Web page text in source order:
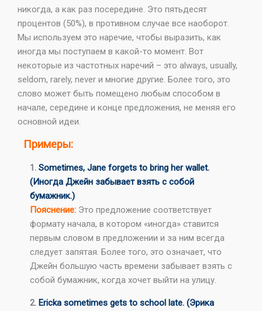
никогда, а как раз посередине. Это пятьдесят
процентов (50%), в противном случае все наоборот.
Мы используем это наречие, чтобы выразить, как
иногда мы поступаем в какой-то момент. Вот
некоторые из частотных наречий – это always, usually,
seldom, rarely, never и многие другие. Более того, это
слово может быть помещено любым способом в
начале, середине и конце предложения, не меняя его
основной идеи.
Примеры:
1. Sometimes, Jane forgets to bring her wallet.
(Иногда Джейн забывает взять с собой
бумажник.)
Пояснение:Это предложение соответствует
формату начала, в котором «иногда» ставится
первым словом в предложении и за ним всегда
следует запятая. Более того, это означает, что
Джейн большую часть времени забывает взять с
собой бумажник, когда хочет выйти на улицу.
2. Ericka sometimes gets to school late. (Эрика